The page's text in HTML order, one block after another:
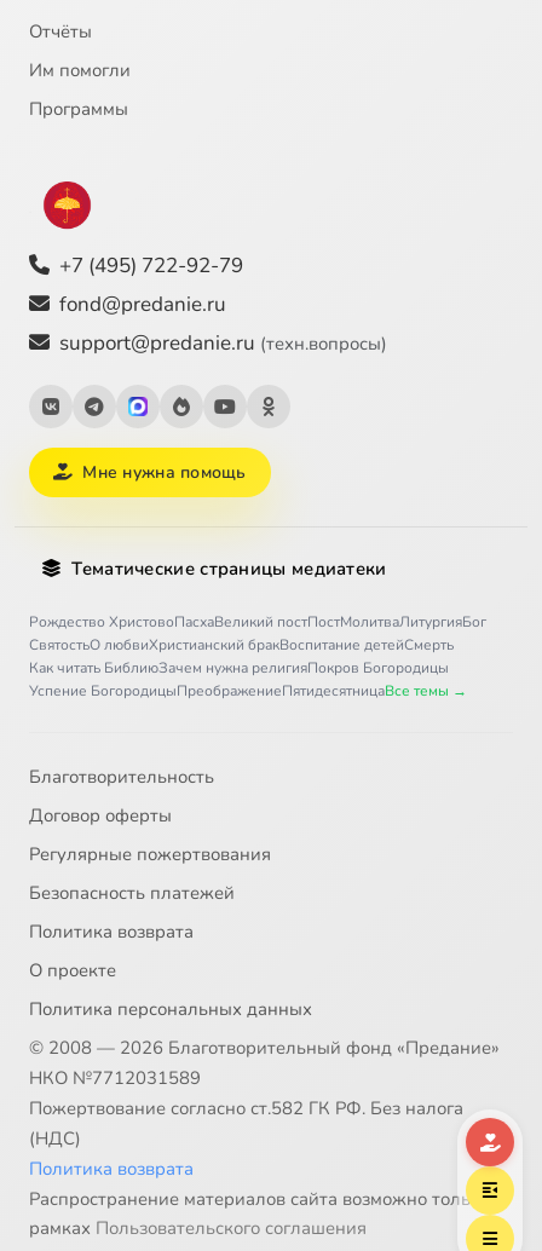
Отчёты
Им помогли
Программы
+7 (495) 722-92-79
fond@predanie.ru
support@predanie.ru (техн.вопросы)
Мне нужна помощь
Тематические страницы медиатеки
Рождество ХристовоПасхаВеликий постПостМолитваЛитургияБог
СвятостьО любвиХристианский бракВоспитание детейСмерть
Как читать БиблиюЗачем нужна религияПокров Богородицы
Успение БогородицыПреображениеПятидесятницаВсе темы →
Благотворительность
Договор оферты
Регулярные пожертвования
Безопасность платежей
Политика возврата
О проекте
Политика персональных данных
© 2008 — 2026 Благотворительный фонд «Предание»
НКО №7712031589
Пожертвование согласно ст.582 ГК РФ. Без налога
(НДС)
Политика возврата
Распространение материалов сайта возможно только в
рамках Пользовательского соглашения